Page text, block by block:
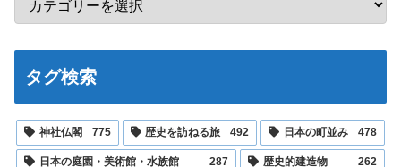
タグ検索
神社仏閣 775 歴史を訪ねる旅 492 日本の町並み 478
日本の庭園・美術館・水族館 287 歴史的建造物 262